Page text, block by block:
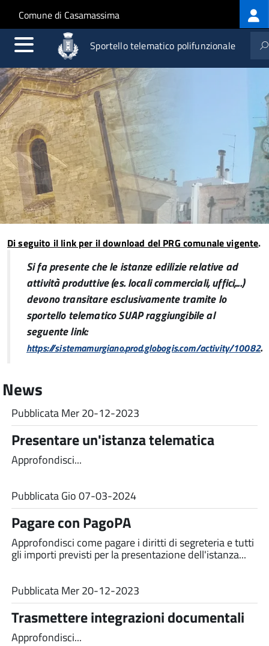
Salta al contenuto principale
Skip to site navigation
Comune di Casamassima
Sportello telematico polifunzionale
Di seguito il link per il download del PRG comunale vigente.
Si fa presente che le istanze edilizie relative ad
attività produttive (es. locali commerciali, uffici,...)
devono transitare esclusivamente tramite lo
sportello telematico SUAP raggiungibile al
seguente link:
https://sistemamurgiano.prod.globogis.com/activity/10082.
News
PubblicataMer 20-12-2023
Presentare un'istanza telematica
Approfondisci...
PubblicataGio 07-03-2024
Pagare con PagoPA
Approfondisci come pagare i diritti di segreteria e tutti
gli importi previsti per la presentazione dell'istanza...
PubblicataMer 20-12-2023
Trasmettere integrazioni documentali
Approfondisci...